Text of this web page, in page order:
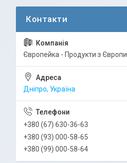
Європейка - Продукти з Європи
Дніпро, Україна
+380 (67) 630-36-63
+380 (93) 000-58-65
+380 (99) 000-58-64